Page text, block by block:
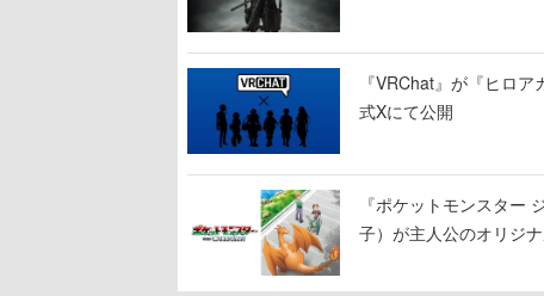
『VRChat』が『ヒロ
式Xにて公開
『ポケットモンスター
子）が主人公のオリジ